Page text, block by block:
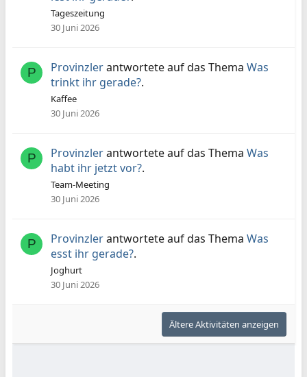
Tageszeitung
30 Juni 2026
P Provinzlerantwortete auf das Thema Was
trinkt ihr gerade?.
Kaffee
30 Juni 2026
P Provinzlerantwortete auf das Thema Was
habt ihr jetzt vor?.
Team-Meeting
30 Juni 2026
P Provinzlerantwortete auf das Thema Was
esst ihr gerade?.
Joghurt
30 Juni 2026
Ältere Aktivitäten anzeigen